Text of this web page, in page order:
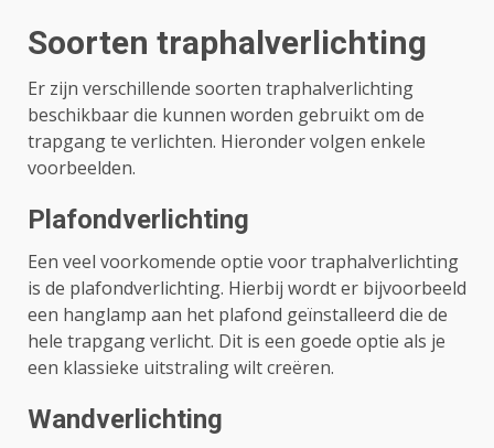
Soorten traphalverlichting
Er zijn verschillende soorten traphalverlichting
beschikbaar die kunnen worden gebruikt om de
trapgang te verlichten. Hieronder volgen enkele
voorbeelden.
Plafondverlichting
Een veel voorkomende optie voor traphalverlichting
is de plafondverlichting. Hierbij wordt er bijvoorbeeld
een hanglamp aan het plafond geïnstalleerd die de
hele trapgang verlicht. Dit is een goede optie als je
een klassieke uitstraling wilt creëren.
Wandverlichting